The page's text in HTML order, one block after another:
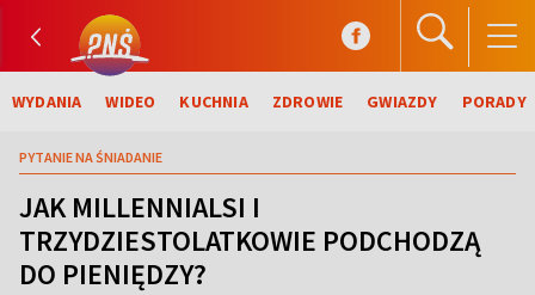
WYDANIA WIDEO KUCHNIA ZDROWIE GWIAZDY PORADY
PYTANIE NA ŚNIADANIE
JAK MILLENNIALSI I
TRZYDZIESTOLATKOWIE PODCHODZĄ
DO PIENIĘDZY?